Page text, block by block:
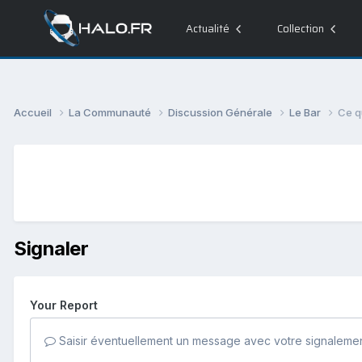
Actualité Collection
Accueil La Communauté Discussion Générale Le Bar Ce
Signaler
Your Report
Saisir éventuellement un message avec votre